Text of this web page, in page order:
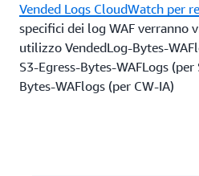
Vended Logs CloudWatch per
specifici dei log WAF verranno
utilizzo VendedLog-Bytes-
S3-Egress-Bytes-WAFLogs (per
Bytes-WAFlogs (per CW-IA)